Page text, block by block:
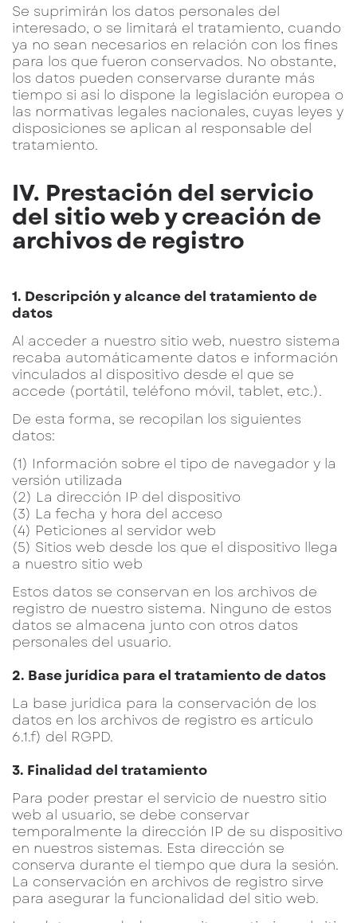
Se suprimirán los datos personales del
interesado, o se limitará el tratamiento, cuando
ya no sean necesarios en relación con los fines
para los que fueron conservados. No obstante,
los datos pueden conservarse durante más
tiempo si así lo dispone la legislación europea o
las normativas legales nacionales, cuyas leyes y
disposiciones se aplican al responsable del
tratamiento.
IV. Prestación del servicio
del sitio web y creación de
archivos de registro
1. Descripción y alcance del tratamiento de
datos
Al acceder a nuestro sitio web, nuestro sistema
recaba automáticamente datos e información
vinculados al dispositivo desde el que se
accede (portátil, teléfono móvil, tablet, etc.).
De esta forma, se recopilan los siguientes
datos:
(1) Información sobre el tipo de navegador y la
versión utilizada
(2) La dirección IP del dispositivo
(3) La fecha y hora del acceso
(4) Peticiones al servidor web
(5) Sitios web desde los que el dispositivo llega
a nuestro sitio web
Estos datos se conservan en los archivos de
registro de nuestro sistema. Ninguno de estos
datos se almacena junto con otros datos
personales del usuario.
2. Base jurídica para el tratamiento de datos
La base jurídica para la conservación de los
datos en los archivos de registro es artículo
6.1.f) del RGPD.
3. Finalidad del tratamiento
Para poder prestar el servicio de nuestro sitio
web al usuario, se debe conservar
temporalmente la dirección IP de su dispositivo
en nuestros sistemas. Esta dirección se
conserva durante el tiempo que dura la sesión.
La conservación en archivos de registro sirve
para asegurar la funcionalidad del sitio web.